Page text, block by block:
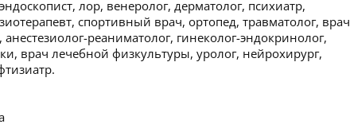
лор, венеролог, дерматолог, психиатр,
спортивный врач, ортопед, травматолог, врач
реаниматолог, гинеколог-эндокринолог,
врач лечебной физкультуры, уролог, нейрохирург,